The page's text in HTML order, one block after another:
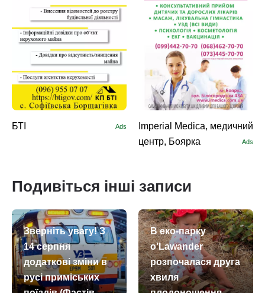
БТІ Ads
Imperial Medica, медичний
центр, Боярка
Ads
Подивіться інші записи
Зверніть увагу! З
14 серпня
додаткові зміни в
русі приміських
В еко-парку
o’Lawander
розпочалася друга
хвиля